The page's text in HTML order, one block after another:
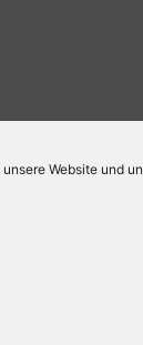
Website und